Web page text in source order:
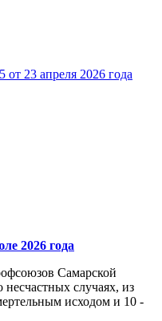
23 апреля 2026 года
2026 года
Самарской
случаях, из
исходом и 10 -